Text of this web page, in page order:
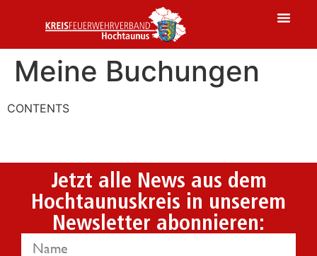
Meine Buchungen
CONTENTS
Jetzt alle News aus dem
Hochtaunuskreis in unserem
Newsletter abonnieren: